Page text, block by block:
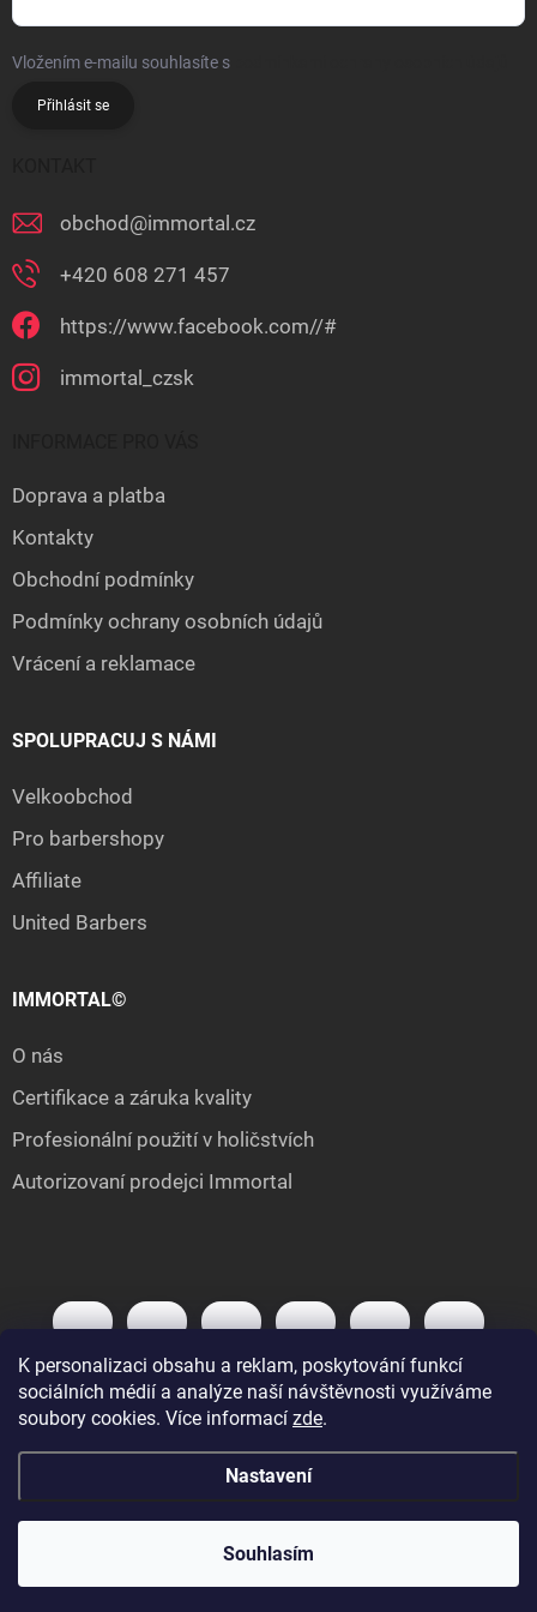
K personalizaci obsahu a reklam, poskytování funkcí
sociálních médií a analýze naší návštěvnosti využíváme
soubory cookies. Více informací zde.
Nastavení
Souhlasím
Vložením e-mailu souhlasíte s
Přihlásit se
obchod@immortal.cz
+420 608 271 457
https://www.facebook.com//#
immortal_czsk
Doprava a platba
Kontakty
Obchodní podmínky
Podmínky ochrany osobních údajů
Vrácení a reklamace
SPOLUPRACUJ S NÁMI
Velkoobchod
Pro barbershopy
Affiliate
United Barbers
IMMORTAL©
O nás
Certifikace a záruka kvality
Profesionální použití v holičstvích
Autorizovaní prodejci Immortal
Copyright 2026IMMORTAL.cz. Všechna práva vyhrazena.Upravit nastavení
cookies